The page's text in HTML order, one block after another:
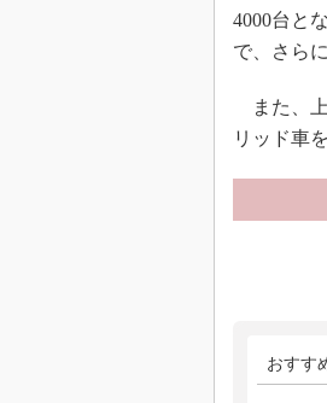
4000台と
で、さら
また、上
リッド車
おすす